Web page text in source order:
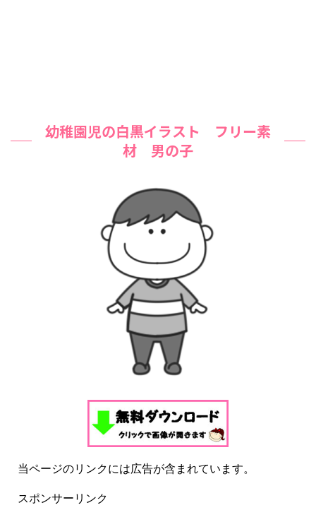
幼稚園児の白黒イラスト フリー素
材 男の子
当ページのリンクには広告が含まれています。
スポンサーリンク